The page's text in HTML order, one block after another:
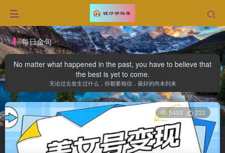
每日金句
No matter what happened in the past, you have to believe that
the best is yet to come.
无论过去发生过什么，你都要相信，最好的尚未到来
6493 232